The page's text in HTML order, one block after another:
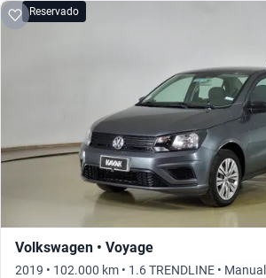
Reservado
Volkswagen • Voyage
2019 • 102.000 km • 1.6 TRENDLINE • Manual